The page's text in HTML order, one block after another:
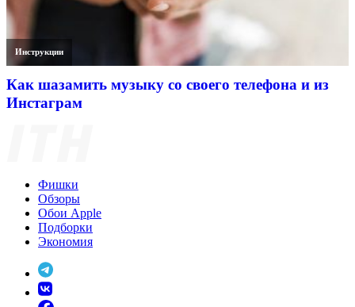
Инструкции
Как шазамить музыку со своего телефона и из
Инстаграм
Фишки
Обзоры
Обои Apple
Подборки
Экономия